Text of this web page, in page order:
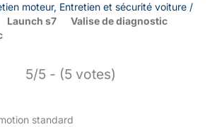
moteur, Entretien et sécurité voiture /
Launch s7
Valise de diagnostic
5/5 - (5 votes)